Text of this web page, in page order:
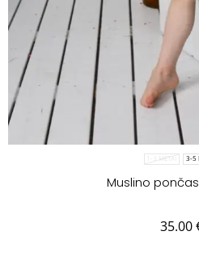
1-3 METAI 3-5
Muslino
35.00